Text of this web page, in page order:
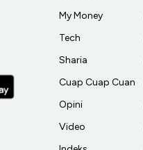
My Money
Tech
Sharia
Cuap Cuap Cuan
Opini
Video